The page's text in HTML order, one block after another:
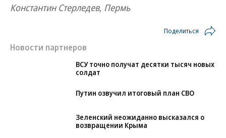
Константин Стерледев, Пермь
Поделиться
Новости партнеров
ВСУ точно получат десятки тысяч новых
солдат
Путин озвучил итоговый план СВО
Зеленский неожиданно высказался о
возвращении Крыма